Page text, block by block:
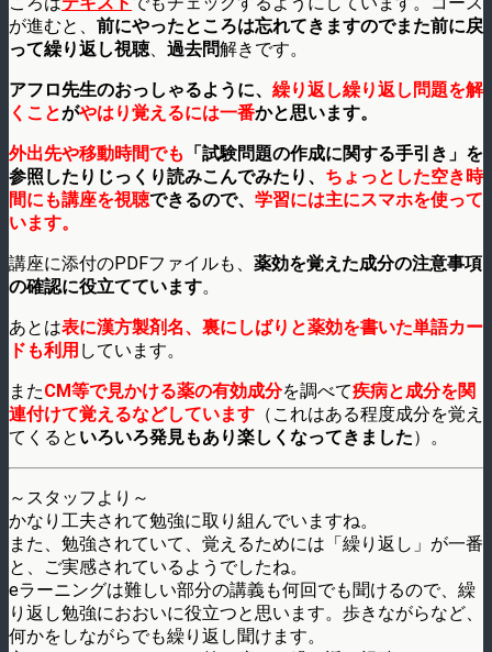
が進むと、 前にやったところは忘れてきますのでまた前に戻
って繰り返し視聴、 過去問解きです。
アフロ先生のおっしゃるように、 繰り返し繰り返し問題を解
くことがやはり覚えるには一番かと思います。
外出先や移動時間でも 「試験問題の作成に関する手引き」を
参照したりじっくり読みこんでみたり、 ちょっとした空き時
間にも講座を視聴できるので、 学習には主にスマホを使って
います。
講座に添付のPDFファイルも、 薬効を覚えた成分の注意事項
の確認に役立てています。
あとは表に漢方製剤名、裏にしばりと薬効を書いた単語カー
ドも利用 しています。
またCM等で見かける薬の有効成分を調べて疾病と成分を関
連付けて覚えるなどしています （これはある程度成分を覚え
てくると いろいろ発見もあり楽しくなってきました）。
～スタッフより～
かなり工夫されて勉強に取り組んでいますね。
また、勉強されていて、覚えるためには「繰り返し」が一番
と、ご実感されているようでしたね。
eラーニングは難しい部分の講義も何回でも聞けるので、繰
り返し勉強におおいに役立つと思います。歩きながらなど、
何かをしながらでも繰り返し聞けます。